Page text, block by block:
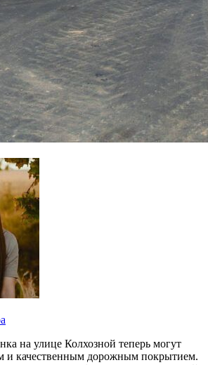
на улице Колхозной теперь могут
и качественным дорожным покрытием.